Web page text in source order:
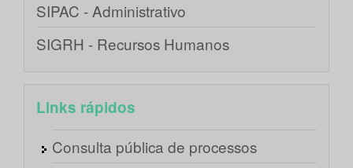
SIPAC - Administrativo
SIGRH - Recursos Humanos
Links rápidos
Consulta pública de processos